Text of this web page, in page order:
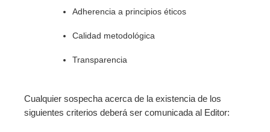
Adherencia a principios éticos
Calidad metodológica
Transparencia
Cualquier sospecha acerca de la existencia de los
siguientes criterios deberá ser comunicada al Editor: